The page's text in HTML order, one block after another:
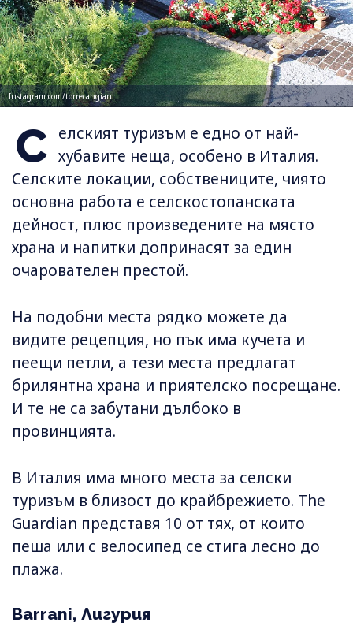
Instagram.com/torrecangiani
С елският туризъм е едно от най-
хубавите неща, особено в Италия.
Селските локации, собствениците, чиято
основна работа е селскостопанската
дейност, плюс произведените на място
храна и напитки допринасят за един
очарователен престой.
На подобни места рядко можете да
видите рецепция, но пък има кучета и
пеещи петли, а тези места предлагат
брилянтна храна и приятелско посрещане.
И те не са забутани дълбоко в
провинцията.
В Италия има много места за селски
туризъм в близост до крайбрежието. The
Guardian представя 10 от тях, от които
пеша или с велосипед се стига лесно до
плажа.
Barrani, Лигурия